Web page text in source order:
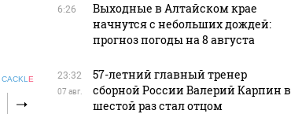
CACKL E
6:26
Выходные в Алтайском крае
начнутся с небольших дождей:
прогноз погоды на 8 августа
23:32
07 авг.
57-летний главный тренер
сборной России Валерий Карпин в
шестой раз стал отцом